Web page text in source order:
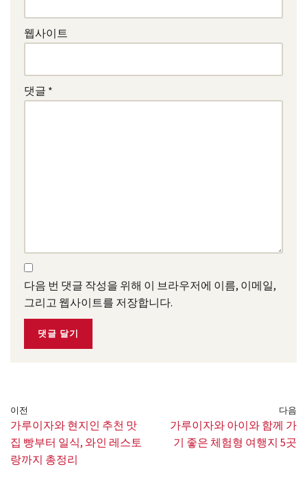
웹사이트
댓글 *
다음 번 댓글 작성을 위해 이 브라우저에 이름, 이메일,
그리고 웹사이트를 저장합니다.
이전
가루이자와 현지인 추천 맛
집 빵부터 일식, 와인 레스토
랑까지 총정리
다음
가루이자와 아이와 함께 가
기 좋은 체험형 여행지 5곳